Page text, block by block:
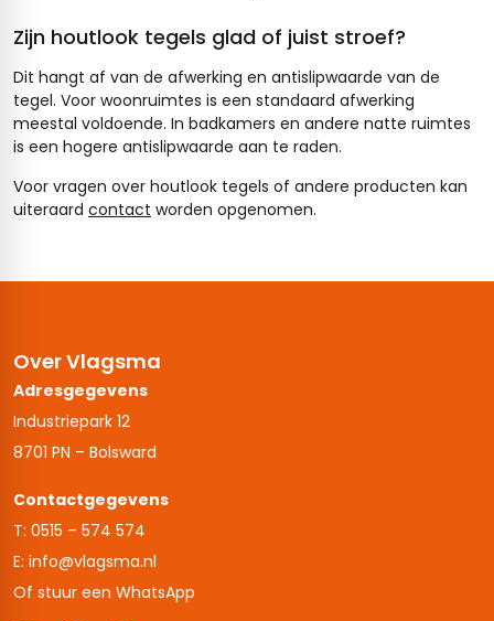
Zijn houtlook tegels glad of juist stroef?
Dit hangt af van de afwerking en antislipwaarde van de
tegel. Voor woonruimtes is een standaard afwerking
meestal voldoende. In badkamers en andere natte ruimtes
is een hogere antislipwaarde aan te raden.
Voor vragen over houtlook tegels of andere producten kan
uiteraard contact worden opgenomen.
Over Vlagsma
Adresgegevens
Industriepark 12
8701 PN – Bolsward
Contactgegevens
T: 0515 – 574 574
E: info@vlagsma.nl
Of stuur een WhatsApp